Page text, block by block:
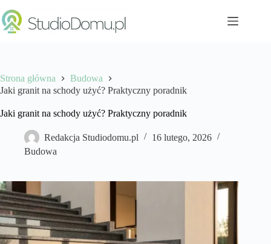
do
treści
Strona główna
Budowa
Jaki granit na schody użyć? Praktyczny poradnik
Jaki granit na schody użyć? Praktyczny poradnik
Redakcja Studiodomu.pl
16 lutego, 2026
Budowa